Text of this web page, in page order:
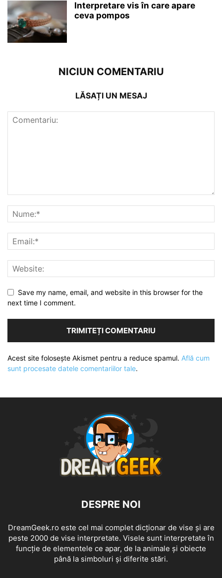
Interpretare vis în care apare
ceva pompos
NICIUN COMENTARIU
LĂSAȚI UN MESAJ
Save my name, email, and website in this browser for the
next time I comment.
Acest site folosește Akismet pentru a reduce spamul. Află cum
sunt procesate datele comentariilor tale.
DESPRE NOI
DreamGeek.ro este cel mai complet dicționar de vise și are
peste 2000 de vise interpretate. Visele sunt interpretate în
funcție de elementele ce apar, de la animale și obiecte
până la simboluri și diferite stări.